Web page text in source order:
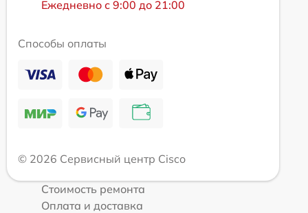
Ежедневно с 9:00 до 21:00
Способы оплаты
© 2026 Сервисный центр Cisco
Стоимость ремонта
Оплата и доставка